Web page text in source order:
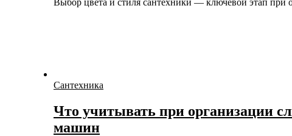
Сантехника
Что учитывать при организации
машин